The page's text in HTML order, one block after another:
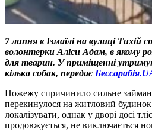
7 липня в Ізмаїлі на вулиці
волонтерки Аліси Адам, в якому
для тварин. У приміщенні
кілька собак, передає
Пожежу спричинило сильне
перекинулося на житловий
локалізувати, однак у дворі досі
продовжується, не виключається